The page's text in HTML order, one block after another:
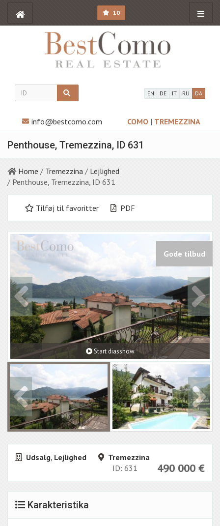
10
EN DE IT RU DA
info@bestcomo.com COMO | TREMEZZINA
Penthouse, Tremezzina, ID 631
Home / Tremezzina / Lejlighed
/ Penthouse, Tremezzina, ID 631
Tilføj til favoritter PDF
Start diasshow
Gode tilbud
Udsalg, Lejlighed Tremezzina
490 000 €
ID: 631
Karakteristika